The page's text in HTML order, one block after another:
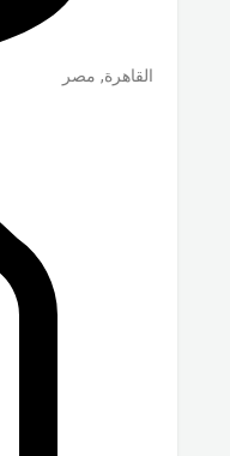
القاهرة, مصر